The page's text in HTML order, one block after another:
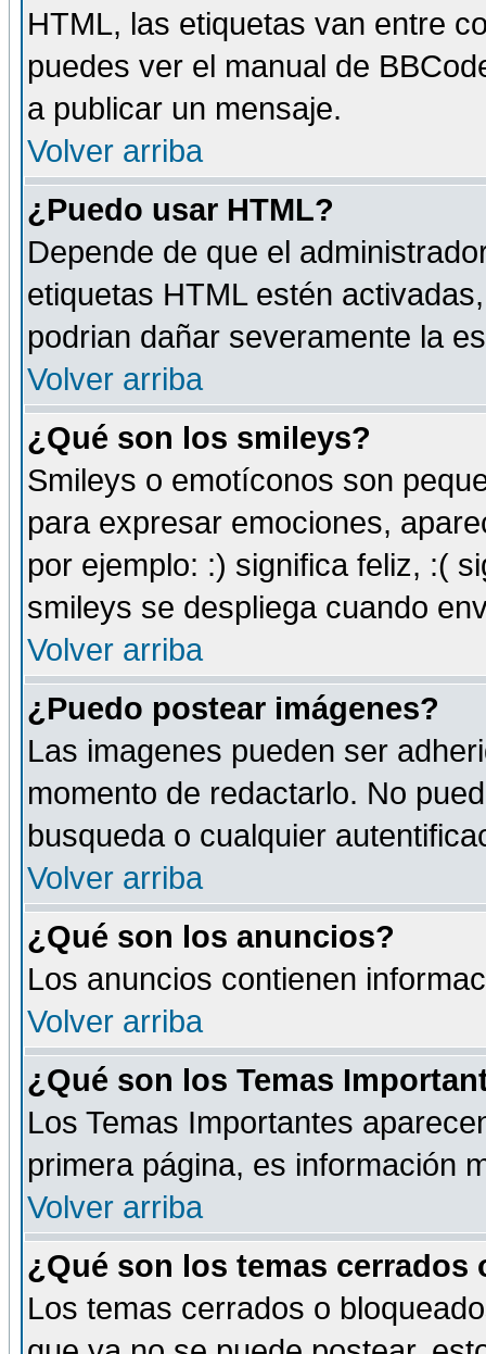
HTML, las etiquetas van entre
puedes ver el manual de
a publicar un mensaje.
Volver arriba
¿Puedo usar HTML?
Depende de que el
etiquetas HTML estén
podrian dañar severamente la
Volver arriba
¿Qué son los smileys?
Smileys o emotíconos son
para expresar emociones,
por ejemplo: :) significa feliz, :(
smileys se despliega cuando
Volver arriba
¿Puedo postear imágenes?
Las imagenes pueden ser
momento de redactarlo. No
busqueda o cualquier
Volver arriba
¿Qué son los anuncios?
Los anuncios contienen
Volver arriba
¿Qué son los Temas
Los Temas Importantes
primera página, es información
Volver arriba
¿Qué son los temas cerrados
Los temas cerrados o